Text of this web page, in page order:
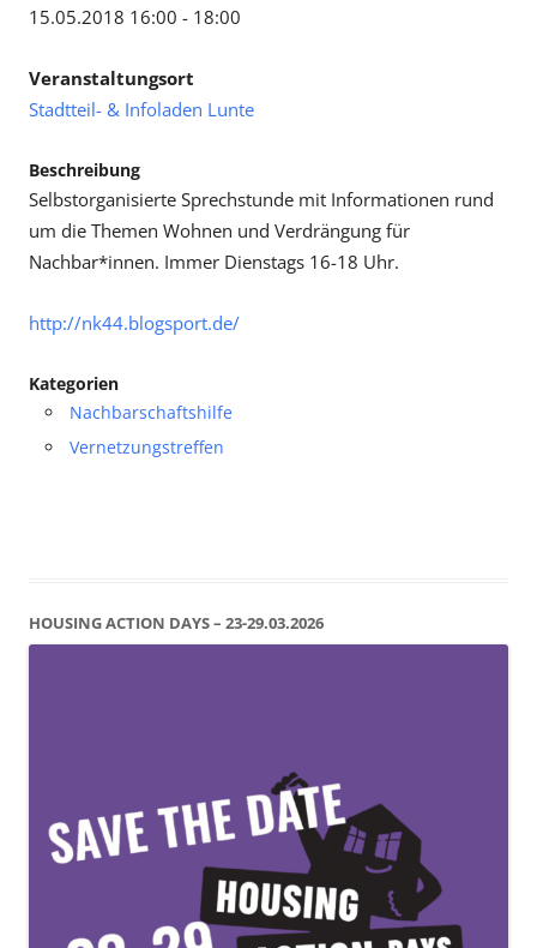
15.05.2018 16:00 - 18:00
Veranstaltungsort
Stadtteil- & Infoladen Lunte
Beschreibung
Selbstorganisierte Sprechstunde mit Informationen rund
um die Themen Wohnen und Verdrängung für
Nachbar*innen. Immer Dienstags 16-18 Uhr.
http://nk44.blogsport.de/
Kategorien
Nachbarschaftshilfe
Vernetzungstreffen
HOUSING ACTION DAYS – 23-29.03.2026